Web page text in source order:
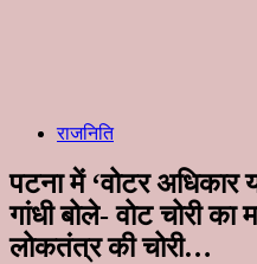
राजनिति
पटना में ‘वोटर अधिकार
गांधी बोले- वोट चोरी
लोकतंत्र की चोरी…